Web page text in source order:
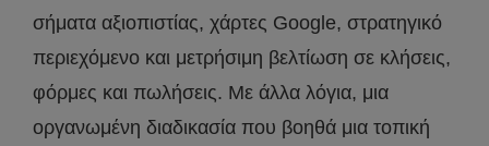
σήματα αξιοπιστίας, χάρτες Google, στρατηγικό
περιεχόμενο και μετρήσιμη βελτίωση σε κλήσεις,
φόρμες και πωλήσεις. Με άλλα λόγια, μια
οργανωμένη διαδικασία που βοηθά μια τοπική